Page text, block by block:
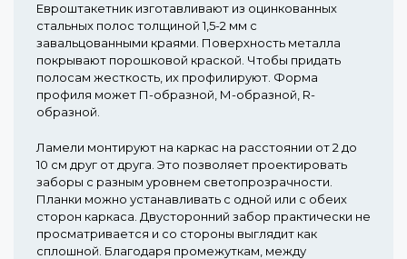
Евроштакетник изготавливают из оцинкованных
стальных полос толщиной 1,5-2 мм с
завальцованными краями. Поверхность металла
покрывают порошковой краской. Чтобы придать
полосам жесткость, их профилируют. Форма
профиля может П-образной, М-образной, R-
образной.
Ламели монтируют на каркас на расстоянии от 2 до
10 см друг от друга. Это позволяет проектировать
заборы с разным уровнем светопрозрачности.
Планки можно устанавливать с одной или с обеих
сторон каркаса. Двусторонний забор практически не
просматривается и со стороны выглядит как
сплошной. Благодаря промежуткам, между